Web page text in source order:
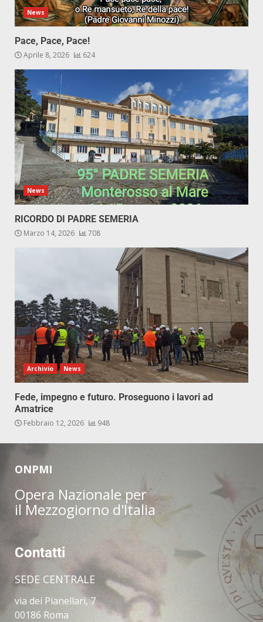
News
Pace, Pace, Pace!
Aprile 8, 2026 624
News
RICORDO DI PADRE SEMERIA
Marzo 14, 2026 708
Archivio News
Fede, impegno e futuro. Proseguono i lavori ad
Amatrice
Febbraio 12, 2026 948
ONPMI
Opera Nazionale per
il Mezzogiorno d'Italia
Contatti
SEDE CENTRALE
via dei Pianellari, 7
00186 Roma